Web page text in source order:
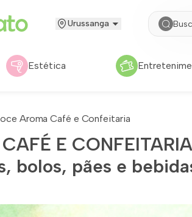
Urussanga
Estética
Aroma Café e Confeitaria
E
bolos, pães e